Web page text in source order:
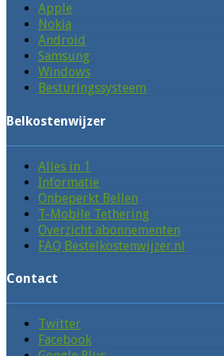
Apple
Nokia
Android
Samsung
Windows
Besturingssysteem
Belkostenwijzer
Alles in 1
Informatie
Onbeperkt Bellen
T-Mobile Tethering
Overzicht abonnementen
FAQ Bestelkostenwijzer.nl
Contact
Twitter
Facebook